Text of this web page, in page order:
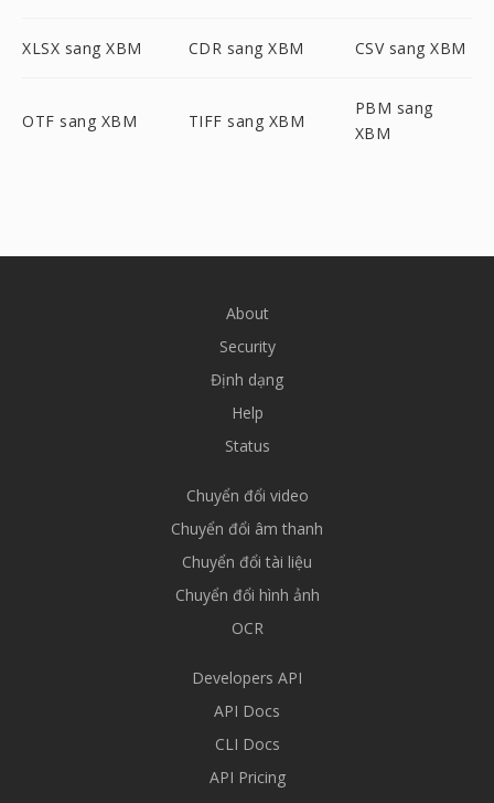
XLSX sang XBM CDR sang XBM CSV sang XBM
OTF sang XBM TIFF sang XBM
PBM sang
XBM
About
Security
Định dạng
Help
Status
Chuyển đổi video
Chuyển đổi âm thanh
Chuyển đổi tài liệu
Chuyển đổi hình ảnh
OCR
Developers API
API Docs
CLI Docs
API Pricing